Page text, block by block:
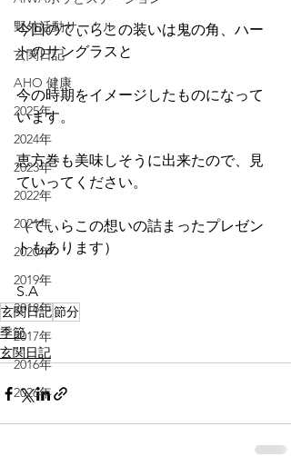
野外活動サークル
玄関日記
AHO 健康
2025年
2024年
2023年
2022年
2021年
2020年
2019年
2018年
2017年
2016年
2026年
今回のてぃらこの装いは鬼の角、ハー
トのサングラスと
今の時期をイメージしたものになって
います。
恵方巻も美味しそうに出来たので、見
ていってください。
（てぃらこの想いの詰まったプレゼン
トもあります）
S.A
玄関日記節分
季節
玄関日記